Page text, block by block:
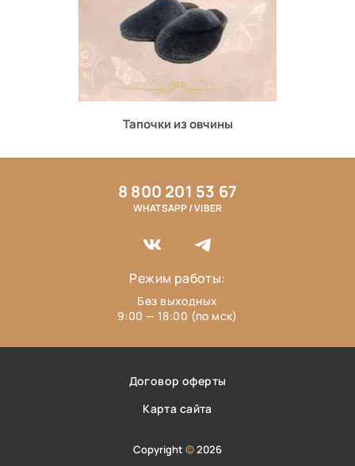
Тапочки из овчины
Договор оферты
Карта сайта
Copyright ©2026
8 800 201 53 67
WHATSAPP / VIBER
Режим работы:
Без выходных
9:00 — 18:00 (по мск)